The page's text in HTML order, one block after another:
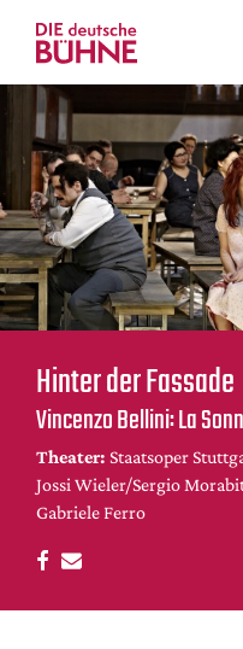
Kritiken
Schauspiel
Musiktheater
Tanz
Crossover
Bühnenwelt
Festivals &
Menschen & Theater
Themen
Internationales
Nachrufe
Medientipps
DdB-map
Kalender
Hinter der Fassade
Vincenzo Bellini: La
Theater: Staatsoper
Jossi Wieler/Sergio
Gabriele Ferro